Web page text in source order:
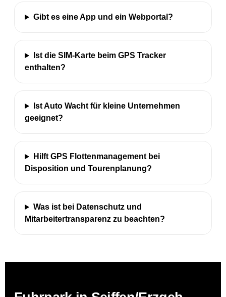
Gibt es eine App und ein Webportal?
Ist die SIM-Karte beim GPS Tracker
enthalten?
Ist Auto Wacht für kleine Unternehmen
geeignet?
Hilft GPS Flottenmanagement bei
Disposition und Tourenplanung?
Was ist bei Datenschutz und
Mitarbeitertransparenz zu beachten?